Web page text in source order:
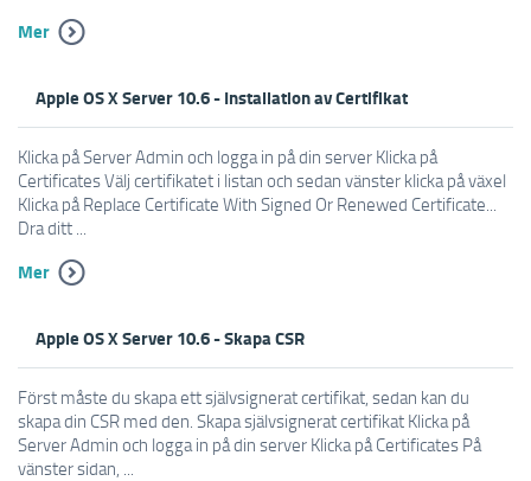
Mer
Apple OS X Server 10.6 - Installation av Certifikat
Klicka på Server Admin och logga in på din server Klicka på
Certificates Välj certifikatet i listan och sedan vänster klicka på växel
Klicka på Replace Certificate With Signed Or Renewed Certificate...
Dra ditt ...
Mer
Apple OS X Server 10.6 - Skapa CSR
Först måste du skapa ett självsignerat certifikat, sedan kan du
skapa din CSR med den. Skapa självsignerat certifikat Klicka på
Server Admin och logga in på din server Klicka på Certificates På
vänster sidan, ...